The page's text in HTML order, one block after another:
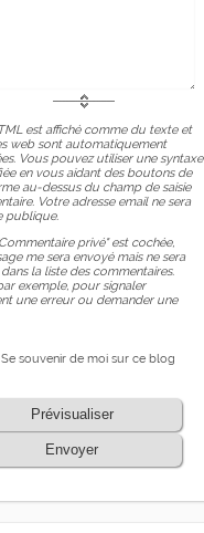
est affiché comme du texte et
web sont automatiquement
Vous pouvez utiliser une syntaxe
en vous aidant des boutons de
au-dessus du champ de saisie
Votre adresse email ne sera
publique.
privé" est cochée,
me sera envoyé mais ne sera
la liste des commentaires.
exemple, pour signaler
une erreur ou demander une
Se souvenir de moi sur ce blog
Prévisualiser
Envoyer